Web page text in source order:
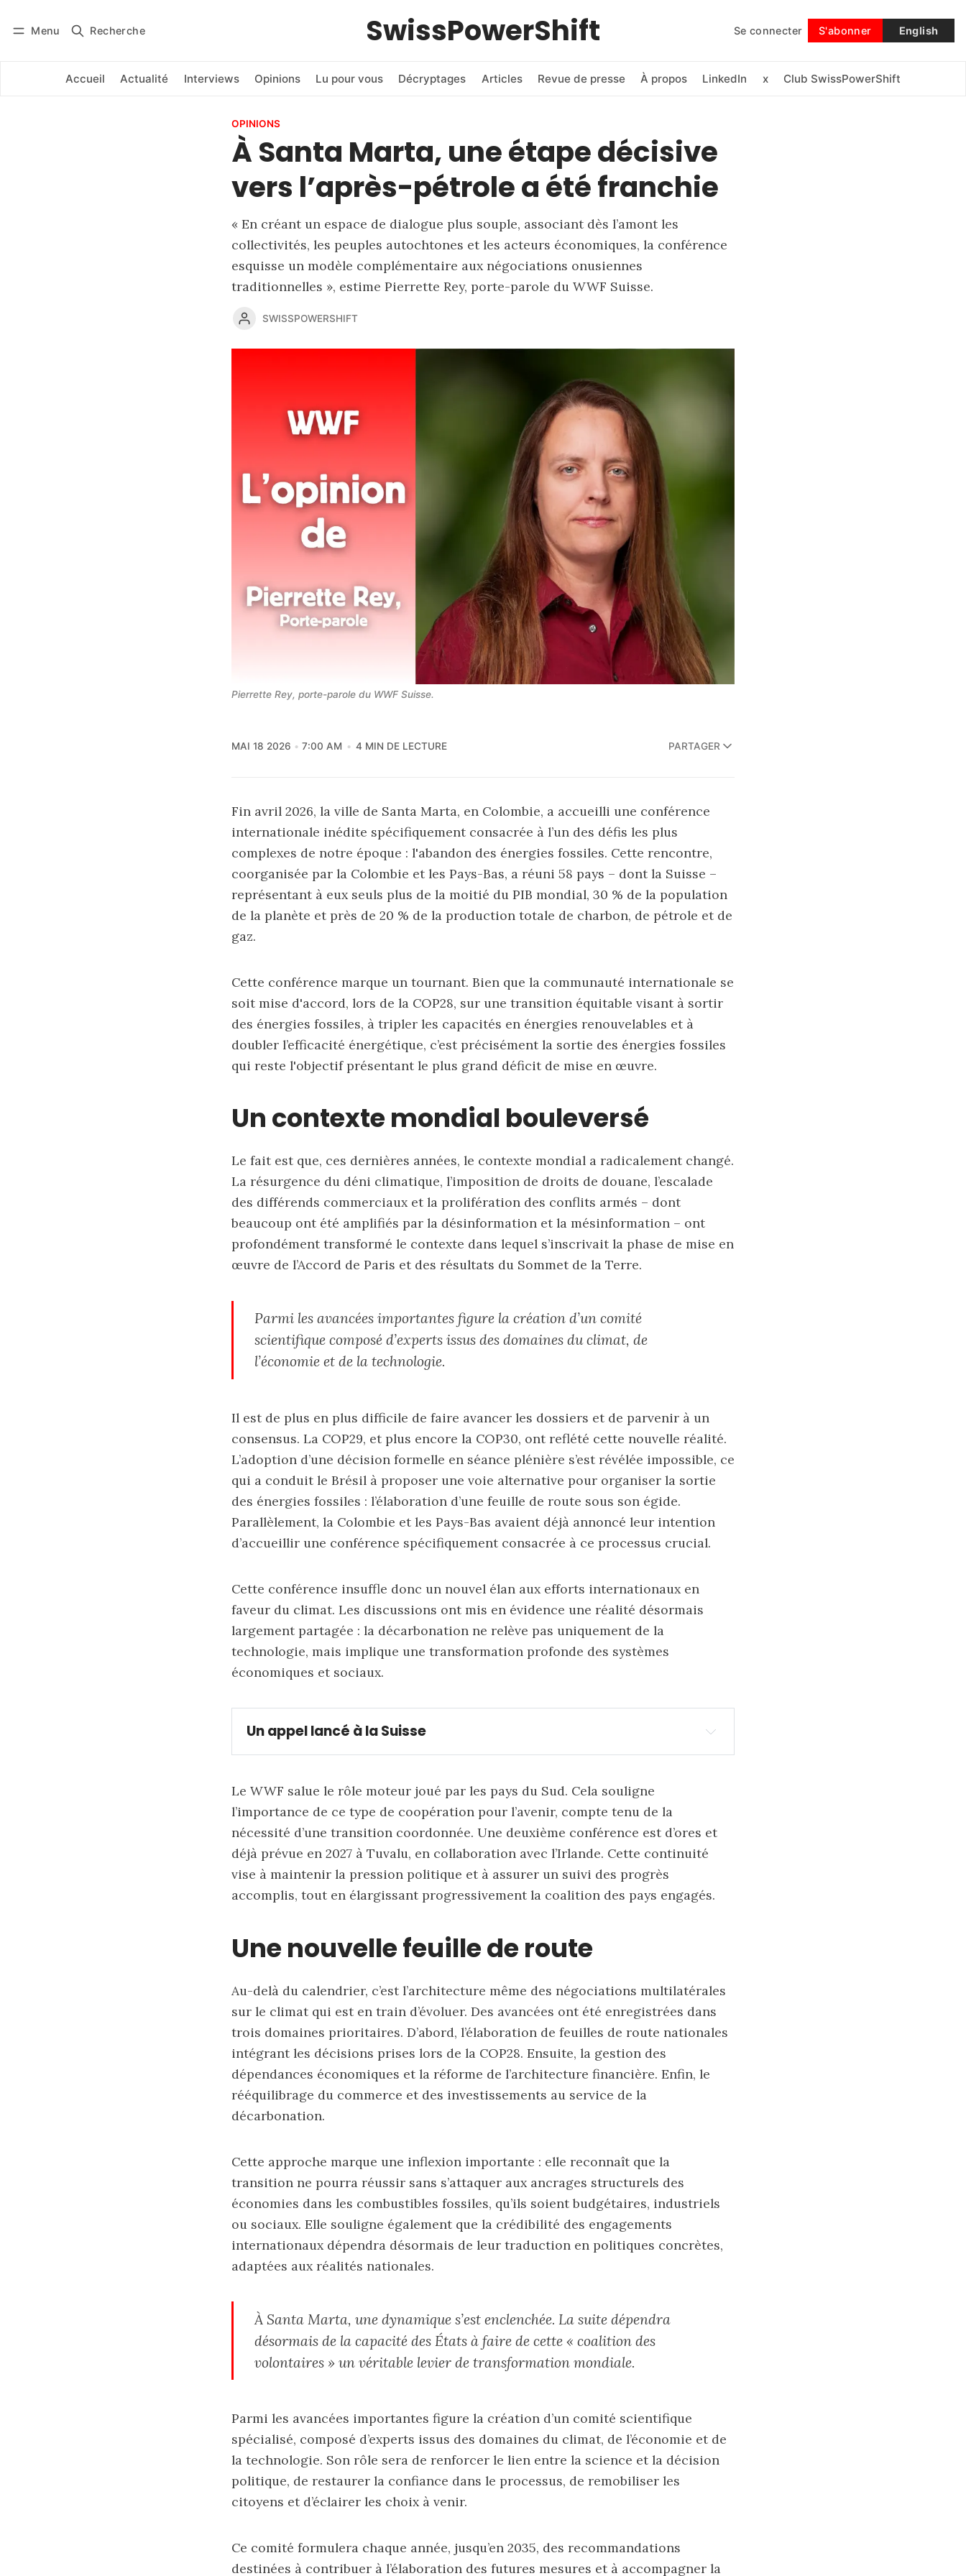
Menu Recherche SwissPowerShift Se connecter S'abonner English
Accueil Actualité Interviews Opinions Lu pour vous Décryptages Articles Revue de presse À propos LinkedIn x Club SwissPowerShift
Se connecter Suivre
OPINIONS
À Santa Marta, une étape décisive
vers l’après-pétrole a été franchie
« En créant un espace de dialogue plus souple, associant dès l’amont les
collectivités, les peuples autochtones et les acteurs économiques, la conférence
esquisse un modèle complémentaire aux négociations onusiennes
traditionnelles », estime Pierrette Rey, porte-parole du WWF Suisse.
SWISSPOWERSHIFT
Pierrette Rey, porte-parole du WWF Suisse.
MAI 18 2026 7:00 AM 4 MIN DE LECTURE PARTAGER
Fin avril 2026, la ville de Santa Marta, en Colombie, a accueilli une conférence
internationale inédite spécifiquement consacrée à l’un des défis les plus
complexes de notre époque : l'abandon des énergies fossiles. Cette rencontre,
coorganisée par la Colombie et les Pays-Bas, a réuni 58 pays – dont la Suisse –
représentant à eux seuls plus de la moitié du PIB mondial, 30 % de la population
de la planète et près de 20 % de la production totale de charbon, de pétrole et de
gaz.
Cette conférence marque un tournant. Bien que la communauté internationale se
soit mise d'accord, lors de la COP28, sur une transition équitable visant à sortir
des énergies fossiles, à tripler les capacités en énergies renouvelables et à
doubler l’efficacité énergétique, c’est précisément la sortie des énergies fossiles
qui reste l'objectif présentant le plus grand déficit de mise en œuvre.
Un contexte mondial bouleversé
Le fait est que, ces dernières années, le contexte mondial a radicalement changé.
La résurgence du déni climatique, l’imposition de droits de douane, l’escalade
des différends commerciaux et la prolifération des conflits armés – dont
beaucoup ont été amplifiés par la désinformation et la mésinformation – ont
profondément transformé le contexte dans lequel s’inscrivait la phase de mise en
œuvre de l’Accord de Paris et des résultats du Sommet de la Terre.
Parmi les avancées importantes figure la création d’un comité
scientifique composé d’experts issus des domaines du climat, de
l’économie et de la technologie.
Il est de plus en plus difficile de faire avancer les dossiers et de parvenir à un
consensus. La COP29, et plus encore la COP30, ont reflété cette nouvelle réalité.
L’adoption d’une décision formelle en séance plénière s’est révélée impossible, ce
qui a conduit le Brésil à proposer une voie alternative pour organiser la sortie
des énergies fossiles : l’élaboration d’une feuille de route sous son égide.
Parallèlement, la Colombie et les Pays-Bas avaient déjà annoncé leur intention
d’accueillir une conférence spécifiquement consacrée à ce processus crucial.
Cette conférence insuffle donc un nouvel élan aux efforts internationaux en
faveur du climat. Les discussions ont mis en évidence une réalité désormais
largement partagée : la décarbonation ne relève pas uniquement de la
technologie, mais implique une transformation profonde des systèmes
économiques et sociaux.
Un appel lancé à la Suisse
Dans le cadre d'un appel à signature
Le WWF salue le rôle moteur joué par les pays du Sud. Cela souligne
l’importance de ce type de coopération pour l’avenir, compte tenu de la
nécessité d’une transition coordonnée. Une deuxième conférence est d’ores et
déjà prévue en 2027 à Tuvalu, en collaboration avec l’Irlande. Cette continuité
vise à maintenir la pression politique et à assurer un suivi des progrès
accomplis, tout en élargissant progressivement la coalition des pays engagés.
Une nouvelle feuille de route
Au-delà du calendrier, c’est l’architecture même des négociations multilatérales
sur le climat qui est en train d’évoluer. Des avancées ont été enregistrées dans
trois domaines prioritaires. D’abord, l’élaboration de feuilles de route nationales
intégrant les décisions prises lors de la COP28. Ensuite, la gestion des
dépendances économiques et la réforme de l’architecture financière. Enfin, le
rééquilibrage du commerce et des investissements au service de la
décarbonation.
Cette approche marque une inflexion importante : elle reconnaît que la
transition ne pourra réussir sans s’attaquer aux ancrages structurels des
économies dans les combustibles fossiles, qu’ils soient budgétaires, industriels
ou sociaux. Elle souligne également que la crédibilité des engagements
internationaux dépendra désormais de leur traduction en politiques concrètes,
adaptées aux réalités nationales.
À Santa Marta, une dynamique s’est enclenchée. La suite dépendra
désormais de la capacité des États à faire de cette « coalition des
volontaires » un véritable levier de transformation mondiale.
Parmi les avancées importantes figure la création d’un comité scientifique
spécialisé, composé d’experts issus des domaines du climat, de l’économie et de
la technologie. Son rôle sera de renforcer le lien entre la science et la décision
politique, de restaurer la confiance dans le processus, de remobiliser les
citoyens et d’éclairer les choix à venir.
Ce comité formulera chaque année, jusqu’en 2035, des recommandations
destinées à contribuer à l’élaboration des futures mesures et à accompagner la